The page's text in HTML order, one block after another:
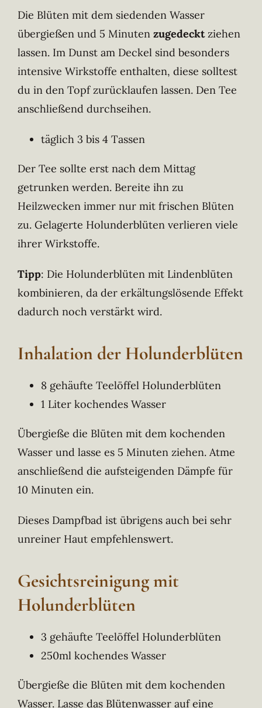
Die Blüten mit dem siedenden Wasser
übergießen und 5 Minuten zugedecktziehen
lassen. Im Dunst am Deckel sind besonders
intensive Wirkstoffe enthalten, diese solltest
du in den Topf zurücklaufen lassen. Den Tee
anschließend durchseihen.
täglich 3 bis 4 Tassen
Der Tee sollte erst nach dem Mittag
getrunken werden. Bereite ihn zu
Heilzwecken immer nur mit frischen Blüten
zu. Gelagerte Holunderblüten verlieren viele
ihrer Wirkstoffe.
Tipp: Die Holunderblüten mit Lindenblüten
kombinieren, da der erkältungslösende Effekt
dadurch noch verstärkt wird.
Inhalation der Holunderblüten
8 gehäufte Teelöffel Holunderblüten
1 Liter kochendes Wasser
Übergieße die Blüten mit dem kochenden
Wasser und lasse es 5 Minuten ziehen. Atme
anschließend die aufsteigenden Dämpfe für
10 Minuten ein.
Dieses Dampfbad ist übrigens auch bei sehr
unreiner Haut empfehlenswert.
Gesichtsreinigung mit
Holunderblüten
3 gehäufte Teelöffel Holunderblüten
250ml kochendes Wasser
Übergieße die Blüten mit dem kochenden
Wasser. Lasse das Blütenwasser auf eine